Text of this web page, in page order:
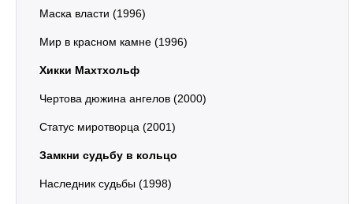
Маска власти (1996)
Мир в красном камне (1996)
Хикки Махтхольф
Чертова дюжина ангелов (2000)
Статус миротворца (2001)
Замкни судьбу в кольцо
Наследник судьбы (1998)